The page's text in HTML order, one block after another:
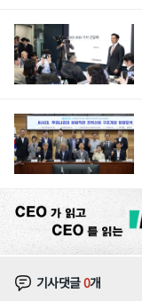
기사댓글0개